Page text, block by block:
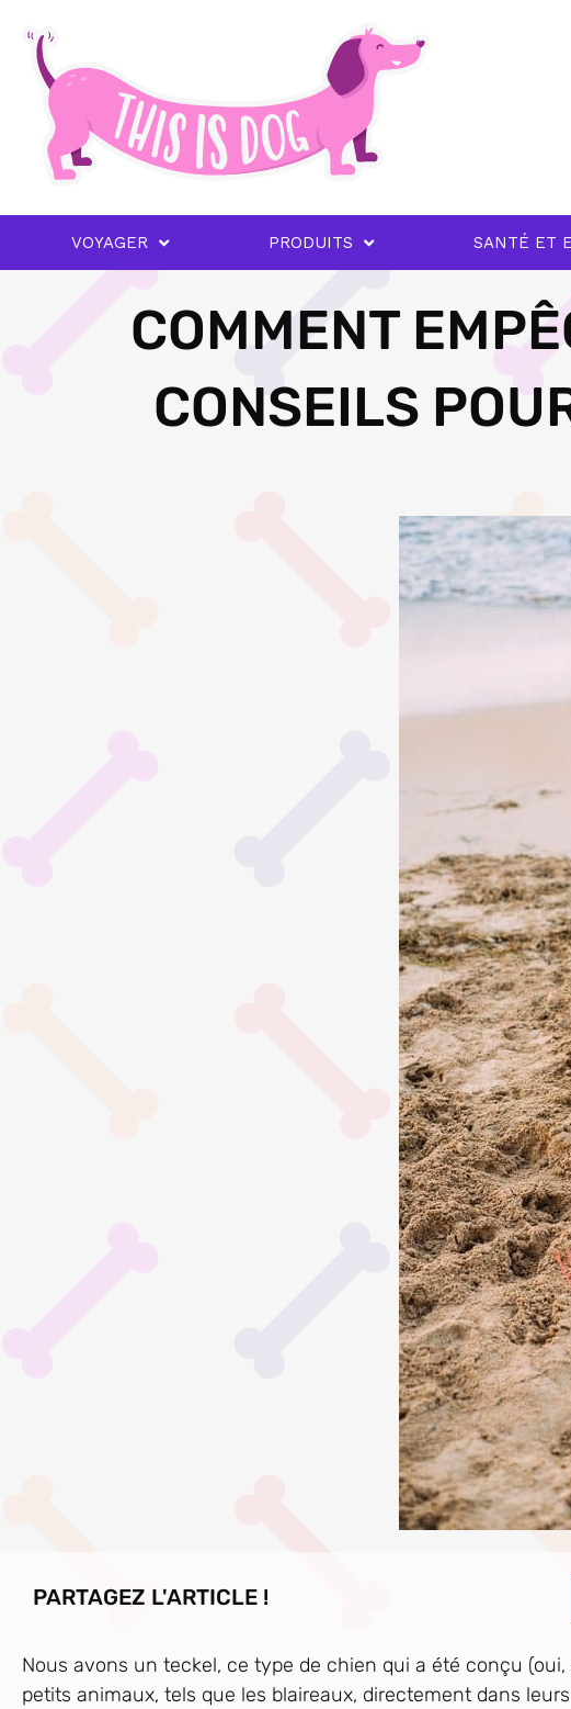
VOYAGER PRODUITS SANTÉ ET
COMMENT
CONSEILS
PARTAGEZ L'ARTICLE !
Nous avons un teckel, ce type de chien qui a été conçu
petits animaux, tels que les blaireaux, directement dans